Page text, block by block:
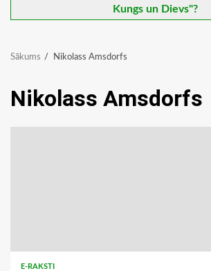
Kungs un Dievs"?
Sākums Nikolass Amsdorfs
Nikolass Amsdorfs
E-RAKSTI